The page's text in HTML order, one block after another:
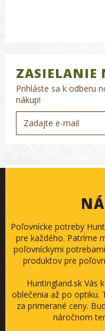
ZASIELANIE
Prihláste sa k odberu
nákup!
Poľovnícke potreby
pre každého. Patríme
poľovníckymi
produktov pre
Huntingland.sk Vás
oblečenia až po optiku.
za primerané ceny.
náročnom